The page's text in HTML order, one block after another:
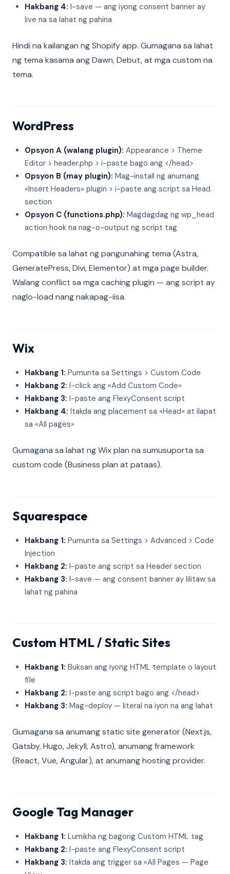
Hakbang 4: I-save — ang iyong consent banner ay
live na sa lahat ng pahina
Hindi na kailangan ng Shopify app. Gumagana sa lahat
ng tema kasama ang Dawn, Debut, at mga custom na
tema.
WordPress
Opsyon A (walang plugin): Appearance > Theme
Editor > header.php > i-paste bago ang </head>
Opsyon B (may plugin): Mag-install ng anumang
«Insert Headers» plugin > i-paste ang script sa Head
section
Opsyon C (functions.php): Magdagdag ng wp_head
action hook na nag-o-output ng script tag
Compatible sa lahat ng pangunahing tema (Astra,
GeneratePress, Divi, Elementor) at mga page builder.
Walang conflict sa mga caching plugin — ang script ay
naglo-load nang nakapag-iisa.
Wix
Hakbang 1: Pumunta sa Settings > Custom Code
Hakbang 2: I-click ang «Add Custom Code»
Hakbang 3: I-paste ang FlexyConsent script
Hakbang 4: Itakda ang placement sa «Head» at ilapat
sa «All pages»
Gumagana sa lahat ng Wix plan na sumusuporta sa
custom code (Business plan at pataas).
Squarespace
Hakbang 1: Pumunta sa Settings > Advanced > Code
Injection
Hakbang 2: I-paste ang script sa Header section
Hakbang 3: I-save — ang consent banner ay lilitaw sa
lahat ng pahina
Custom HTML / Static Sites
Hakbang 1: Buksan ang iyong HTML template o layout
file
Hakbang 2: I-paste ang script bago ang </head>
Hakbang 3: Mag-deploy — literal na iyon na ang lahat
Gumagana sa anumang static site generator (Next.js,
Gatsby, Hugo, Jekyll, Astro), anumang framework
(React, Vue, Angular), at anumang hosting provider.
Google Tag Manager
Hakbang 1: Lumikha ng bagong Custom HTML tag
Hakbang 2: I-paste ang FlexyConsent script
Hakbang 3: Itakda ang trigger sa «All Pages — Page